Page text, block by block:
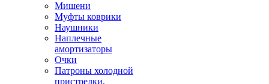
Мишени
Муфты коврики
Наушники
Наплечные
амортизаторы
Очки
Патроны холодной
пристрелки,